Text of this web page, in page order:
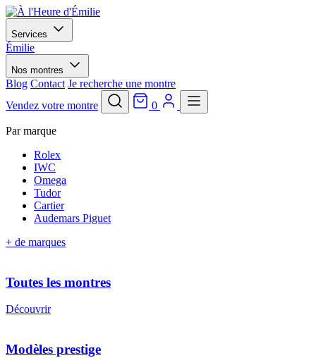
Services
Émilie
Nos montres
Blog Contact Je recherche une montre
Vendez votre montre
0
Par marque
Rolex
IWC
Omega
Tudor
Cartier
Audemars Piguet
+ de marques
Toutes les montres
Découvrir
Modèles prestige